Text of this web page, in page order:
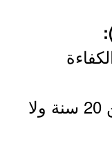
- أن لا يقل عمر المتقدم عن 20 سنة ولا